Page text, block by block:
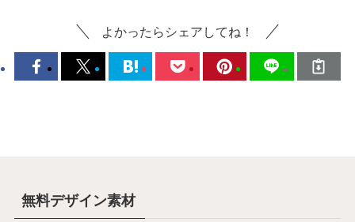
よかったらシェアしてね！
無料デザイン素材